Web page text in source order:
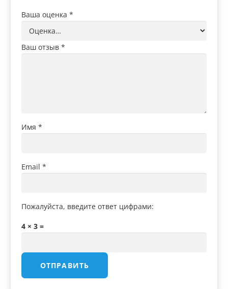
Ваша оценка *
Ваш отзыв *
Имя *
Email *
Пожалуйста, введите ответ цифрами:
4 × 3 =